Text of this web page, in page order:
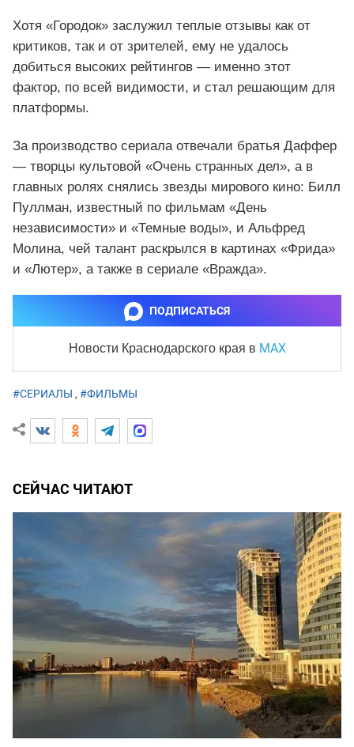
Хотя «Городок» заслужил теплые отзывы как от
критиков, так и от зрителей, ему не удалось
добиться высоких рейтингов — именно этот
фактор, по всей видимости, и стал решающим для
платформы.
За производство сериала отвечали братья Даффер
— творцы культовой «Очень странных дел», а в
главных ролях снялись звезды мирового кино: Билл
Пуллман, известный по фильмам «День
независимости» и «Темные воды», и Альфред
Молина, чей талант раскрылся в картинах «Фрида»
и «Лютер», а также в сериале «Вражда».
ПОДПИСАТЬСЯ
Новости Краснодарского края в MAX
#СЕРИАЛЫ , #ФИЛЬМЫ
СЕЙЧАС ЧИТАЮТ